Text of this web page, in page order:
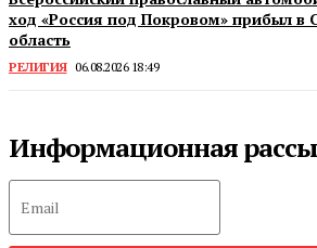
ход «Россия под Покровом» прибыл в
область
РЕЛИГИЯ 06.08.2026 18:49
Информационная